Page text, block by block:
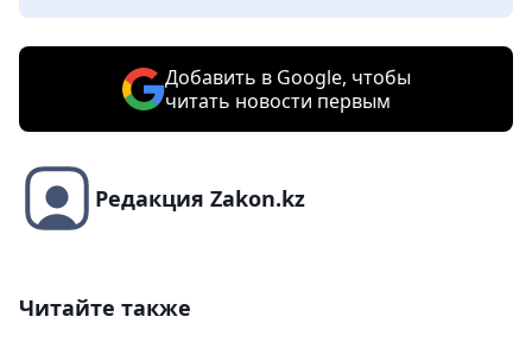
Добавить в Google, чтобы
читать новости первым
Редакция Zakon.kz
Читайте также